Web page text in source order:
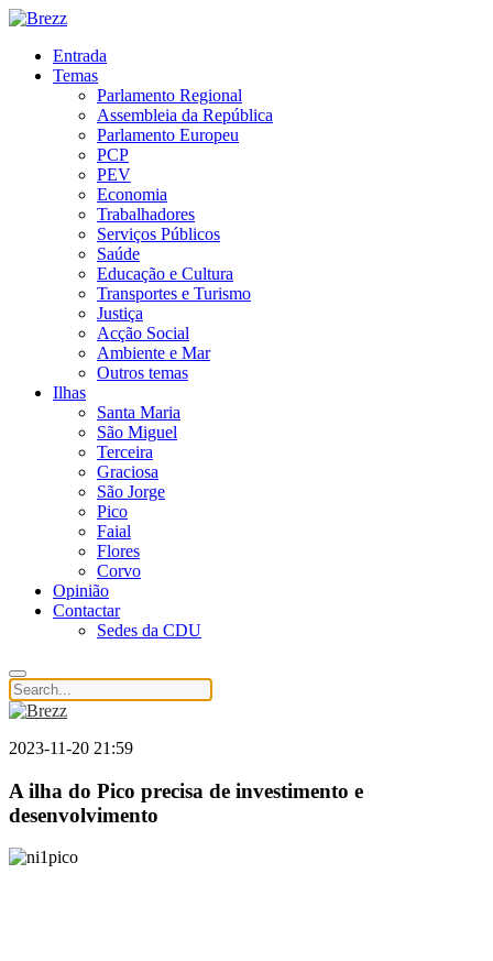
Entrada
Temas
Parlamento Regional
Assembleia da República
Parlamento Europeu
PCP
PEV
Economia
Trabalhadores
Serviços Públicos
Saúde
Educação e Cultura
Transportes e Turismo
Justiça
Acção Social
Ambiente e Mar
Outros temas
Ilhas
Santa Maria
São Miguel
Terceira
Graciosa
São Jorge
Pico
Faial
Flores
Corvo
Opinião
Contactar
Sedes da CDU
2023-11-20 21:59
A ilha do Pico precisa de investimento e
desenvolvimento